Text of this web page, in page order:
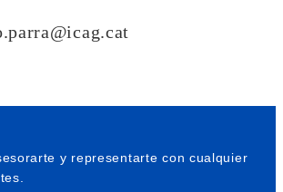
y representarte con cualquier